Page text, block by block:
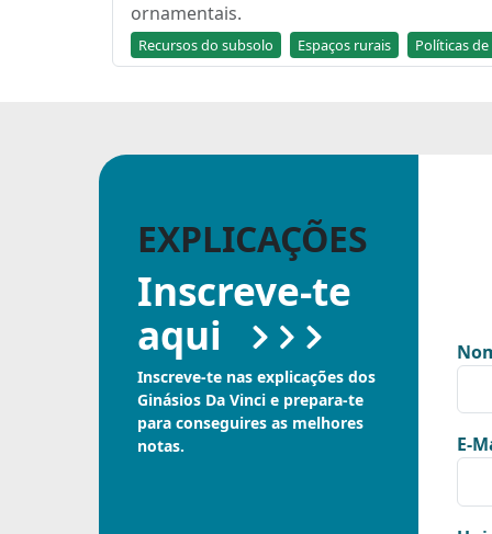
ornamentais.
Recursos do subsolo Espaços rurais Políticas
EXPLICAÇÕES
Inscreve-te
aqui
Inscreve-te nas explicações dos
Ginásios Da Vinci e prepara-te
para conseguires as melhores
notas.
E-